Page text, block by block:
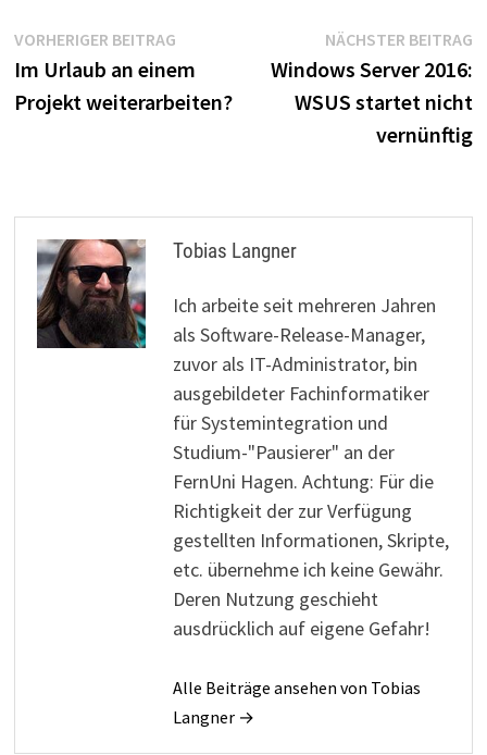
Beitragsnavigation
VORHERIGER BEITRAGVorheriger
Beitrag:
Im Urlaub an einem
Projekt weiterarbeiten?
NÄCHSTER BEITRAG
Windows Server 2016:
WSUS startet nicht
vernünftig
Tobias Langner
Ich arbeite seit mehreren Jahren
als Software-Release-Manager,
zuvor als IT-Administrator, bin
ausgebildeter Fachinformatiker
für Systemintegration und
Studium-"Pausierer" an der
FernUni Hagen. Achtung: Für die
Richtigkeit der zur Verfügung
gestellten Informationen, Skripte,
etc. übernehme ich keine Gewähr.
Deren Nutzung geschieht
ausdrücklich auf eigene Gefahr!
Alle Beiträge ansehen von Tobias
Langner →